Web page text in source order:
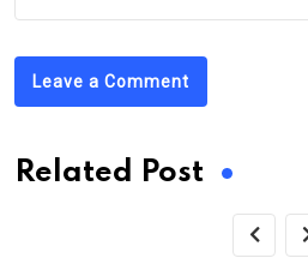
Leave a Comment
Related Post